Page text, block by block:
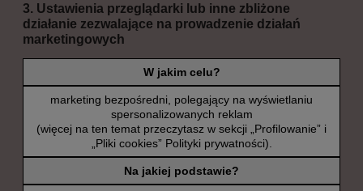
3. Ustawienia przeglądarki lub inne zbliżone
działanie zezwalające na prowadzenie działań
marketingowych
W jakim celu?
marketing bezpośredni, polegający na wyświetlaniu
spersonalizowanych reklam
(więcej na ten temat przeczytasz w sekcji „Profilowanie” i
„Pliki cookies” Polityki prywatności).
Na jakiej podstawie?